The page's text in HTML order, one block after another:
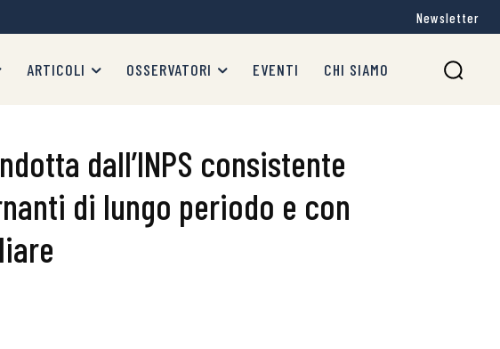
Newsletter
ARTICOLI OSSERVATORI EVENTI CHI SIAMO
dall’INPS consistente
di lungo periodo e con